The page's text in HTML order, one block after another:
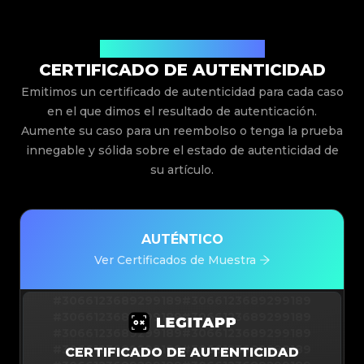
CERTIFICADO DE AUTENTICIDAD
Emitimos un certificado de autenticidad para cada caso
en el que dimos el resultado de autenticación.
Aumente su caso para un reembolso o tenga la prueba
innegable y sólida sobre el estado de autenticidad de
su artículo.
AUTÉNTICO
Ver Certificados de Muestra
#3066123689299189#3066123689299189
#3066123689299189#3066123689299189
#3066123689299189#3066123689299189
CERTIFICADO DE AUTENTICIDAD